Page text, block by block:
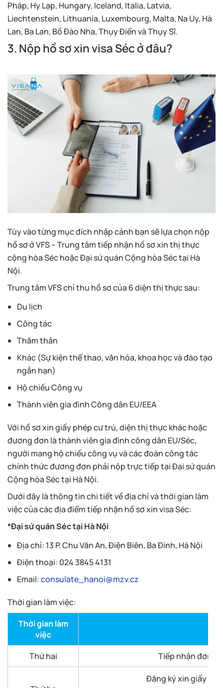
Pháp, Hy Lạp, Hungary, Iceland, Italia, Latvia,
Liechtenstein, Lithuania, Luxembourg, Malta, Na Uy, Hà
Lan, Ba Lan, Bồ Đào Nha, Thụy Điển và Thụy Sĩ.
3. Nộp hồ sơ xin visa Séc ở đâu?
Tùy vào từng mục đích nhập cảnh bạn sẽ lựa chọn nộp
hồ sơ ở VFS – Trung tâm tiếp nhận hồ sơ xin thị thực
cộng hòa Séc hoặc Đại sứ quán Cộng hòa Séc tại Hà
Nội.
Trung tâm VFS chỉ thu hồ sơ của 6 diện thị thực sau:
Du lịch
Công tác
Thăm thân
Khác (Sự kiện thể thao, văn hóa, khoa học và đào tạo
ngắn hạn)
Hộ chiếu Công vụ
Thành viên gia đình Công dân EU/EEA
Với hồ sơ xin giấy phép cư trú, diện thị thực khác hoặc
đương đơn là thành viên gia đình công dân EU/Séc,
người mang hộ chiếu công vụ và các đoàn công tác
chính thức đương đơn phải nộp trực tiếp tại Đại sứ quán
Cộng hòa Séc tại Hà Nội.
Dưới đây là thông tin chi tiết về địa chỉ và thời gian làm
việc của các địa điểm tiếp nhận hồ sơ xin visa Séc:
*Đại sứ quán Séc tại Hà Nội
Địa chỉ: 13 P. Chu Văn An, Điện Biên, Ba Đình, Hà Nội
Điện thoại: 024 3845 4131
Email:consulate_hanoi@mzv.cz
Thời gian làm việc:
Thời gian làm
việc
Thứ hai
Tiếp nhận đơn
Đăng ký xin giấy